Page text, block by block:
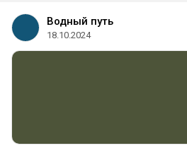
Водный путь
18.10.2024